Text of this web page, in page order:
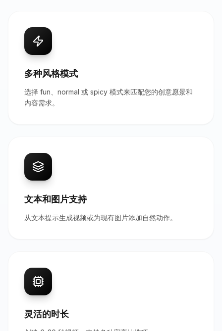
多种风格模式
选择 fun、normal 或 spicy 模式来匹配您的创意愿景和
内容需求。
文本和图片支持
从文本提示生成视频或为现有图片添加自然动作。
灵活的时长